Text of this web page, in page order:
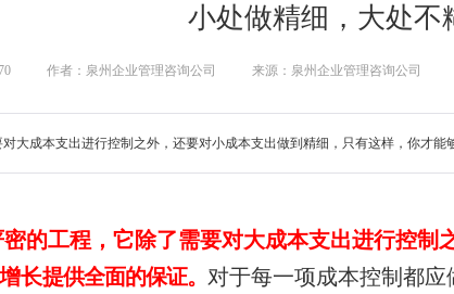
小处做精细，大处不
作者：泉州企业管理咨询公司 来源：泉州企业管理咨询公司
大成本支出进行控制之外，还要对小成本支出做到精细，只有这样，你才
的工程，它除了需要对大成本支出进行控制
长提供全面的保证。 对于每一项成本控制都